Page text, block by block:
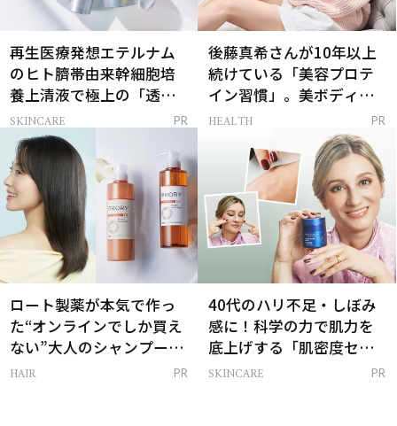
再生医療発想エテルナム
のヒト臍帯由来幹細胞培
養上清液で極上の「透明
感ハリ肌」へ
SKINCARE PR
後藤真希さんが10年以上
続けている「美容プロテ
イン習慣」。美ボディを
支える朝ルーティンと
HEALTH PR
ロート製薬が本気で作っ
た“オンラインでしか買え
ない”大人のシャンプー＆
トリートメントって？
HAIR PR
40代のハリ不足・しぼみ
感に！科学の力で肌力を
底上げする「肌密度セラ
ム」
SKINCARE PR